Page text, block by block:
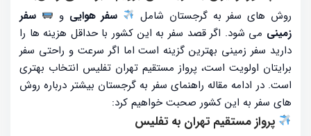
روش های سفر به گرجستان شامل سفر هوایی و
سفر
زمینی می شود. اگر قصد سفر به این کشور با حداقل هزینه ها را
دارید سفر زمینی بهترین گزینه است اما اگر سرعت و راحتی سفر
برایتان اولویت است، پرواز مستقیم تهران تفلیس انتخاب بهتری
است. در ادامه مقاله راهنمای سفر به گرجستان بیشتر درباره روش
های سفر به این کشور صحبت خواهیم کرد:
پرواز مستقیم تهران به تفلیس